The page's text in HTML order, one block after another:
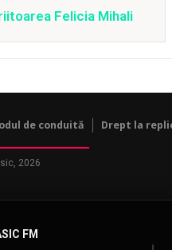
FM
Felicia Mihali
de conduită Drept la
2026